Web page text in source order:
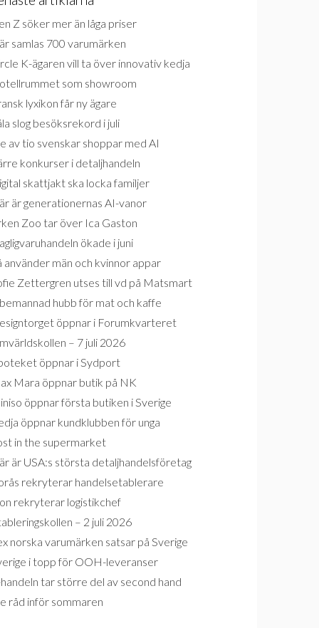
Z söker mer än låga priser
samlas 700 varumärken
K-ägaren vill ta över innovativ kedja
som showroom
lyxikon får ny ägare
slog besöksrekord i juli
av tio svenskar shoppar med AI
konkurser i detaljhandeln
skattjakt ska locka familjer
är generationernas AI-vanor
Zoo tar över Ica Gaston
ökade i juni
använder män och kvinnor appar
Zettergren utses till vd på Matsmart
hubb för mat och kaffe
öppnar i Forumkvarteret
– 7 juli 2026
öppnar i Sydport
Mara öppnar butik på NK
öppnar första butiken i Sverige
öppnar kundklubben för unga
in the supermarket
är USA:s största detaljhandelsföretag
rekryterar handelsetablerare
rekryterar logistikchef
– 2 juli 2026
norska varumärken satsar på Sverige
i topp för OOH-leveranser
tar större del av second hand
råd inför sommaren